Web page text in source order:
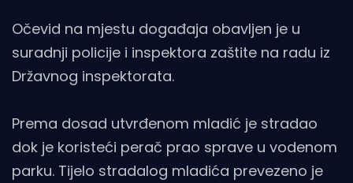
Očevid na mjestu događaja obavljen je u
suradnji policije i inspektora zaštite na radu iz
Državnog inspektorata.
Prema dosad utvrđenom mladić je stradao
dok je koristeći perač prao sprave u vodenom
parku. Tijelo stradalog mladića prevezeno je